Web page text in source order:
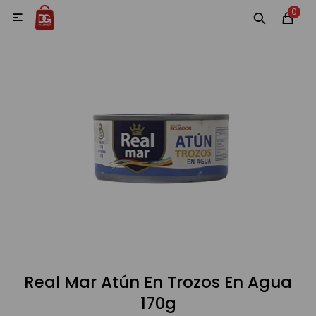
0

Real Mar Atún En Trozos En Agua
170g
MI CUENTA
Vinos, Champagne y Espumantes